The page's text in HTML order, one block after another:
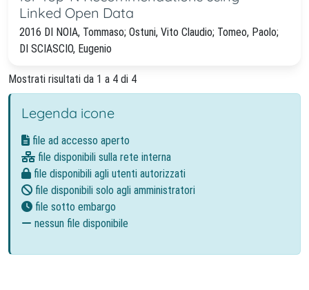
Linked Open Data
2016 DI NOIA, Tommaso; Ostuni, Vito Claudio; Tomeo, Paolo;
DI SCIASCIO, Eugenio
Mostrati risultati da 1 a 4 di 4
Legenda icone
file ad accesso aperto
file disponibili sulla rete interna
file disponibili agli utenti autorizzati
file disponibili solo agli amministratori
file sotto embargo
nessun file disponibile